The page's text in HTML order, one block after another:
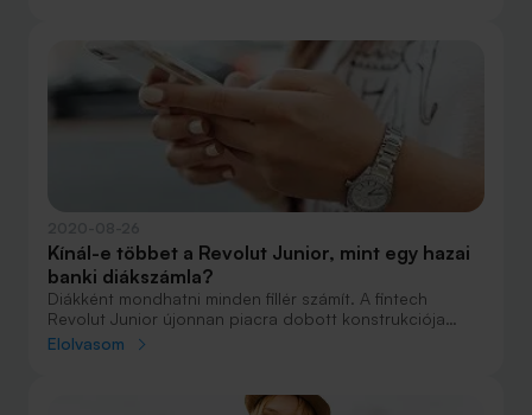
fejleszti, ha megtanulsz bankolni és a pénzzel bánni.
Cikkünkben összegyűjtöttük, hogy melyik bank milyen
feltételekkel kínálja a diákszámlákat, és hogy mire
érdemes odafigyelni, ha ez lesz életed első
bankszámlája.
Kínál-e többet a Revolut Junior, mint egy hazai
banki diákszámla?
Diákként mondhatni minden fillér számít. A fintech
Revolut Junior újonnan piacra dobott konstrukciója
számos új lehetőséget jelent a fiatalok pénzügyeinek
igényelhető diákszámláktól, illetve, hogy érdemesebb-e
Elolvasom